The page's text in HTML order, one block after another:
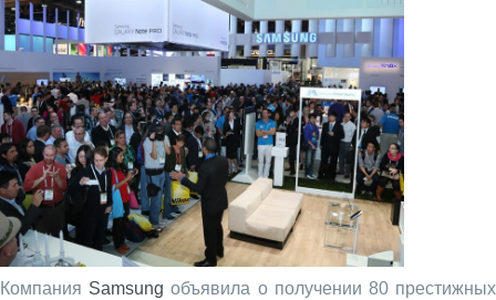
Компания Samsung объявила о получении 80 престижных